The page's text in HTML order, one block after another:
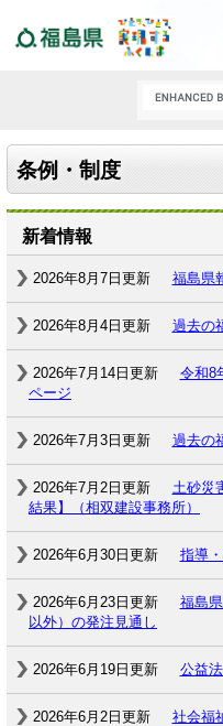
条例・制度
新着情報
2026年8月7日更新 福島県
2026年8月4日更新 過去の
2026年7月14日更新
令和8
ページ
2026年7月3日更新 過去の
2026年7月2日更新
土砂災
結果】（相双建設事務所）
2026年6月30日更新 指導
2026年6月23日更新
福島
以外）の発注見通し
2026年6月19日更新 公益
2026年6月2日更新 社会福